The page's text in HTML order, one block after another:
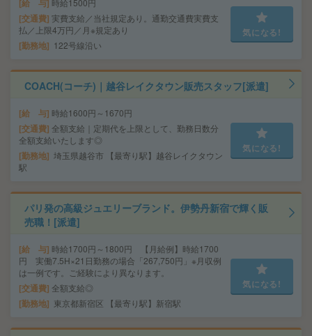
給 与 時給1500円
交通費 実費支給／当社規定あり。通勤交通費実費支
払／上限4万円／月※規定あり
勤務地 122号線沿い
気になる!
COACH(コーチ)｜越谷レイクタウン販売スタッフ[派遣]
給 与 時給1600円～1670円
交通費 全額支給｜定期代を上限として、勤務日数分
全額支給いたします◎
勤務地 埼玉県越谷市 【最寄り駅】越谷レイクタウン
駅
気になる!
パリ発の高級ジュエリーブランド。伊勢丹新宿で輝く販
売職！[派遣]
給 与 時給1700円～1800円 【月給例】時給1700
円 実働7.5H×21日勤務の場合「267,750円」※月収例
は一例です。ご経験により異なります。
交通費 全額支給◎
勤務地 東京都新宿区 【最寄り駅】新宿駅
気になる!